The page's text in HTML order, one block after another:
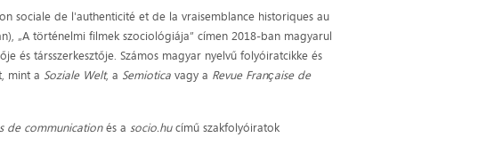
sociale de l'authenticité et de la vraisemblance historiques au
„A történelmi filmek szociológiája” címen 2018-ban magyarul
és társszerkesztője. Számos magyar nyelvű folyóiratcikke és
mint a Soziale Welt, a Semiotica vagy a Revue Française de
de communicationés asocio.hucímű szakfolyóiratok